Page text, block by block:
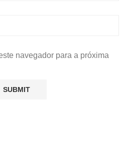
navegador para a próxima